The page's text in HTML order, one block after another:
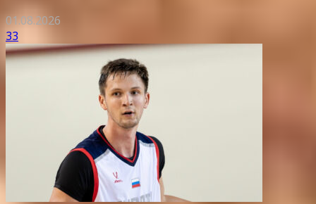
01.08.2026
33